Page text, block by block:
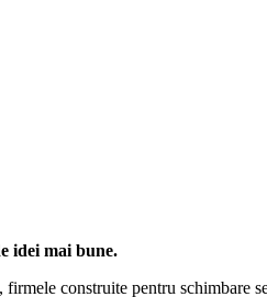
idei mai bune.
construite pentru schimbare